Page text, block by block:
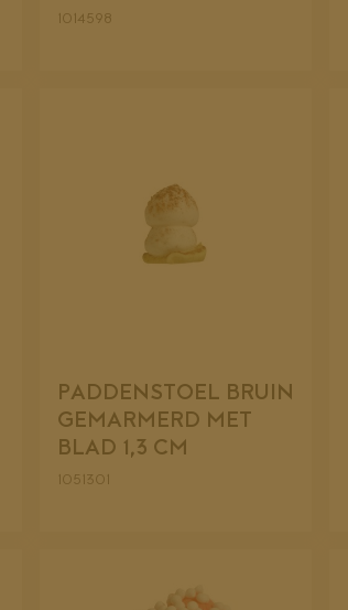
1014598
PADDENSTOEL BRUIN
GEMARMERD MET
BLAD 1,3 CM
1051301